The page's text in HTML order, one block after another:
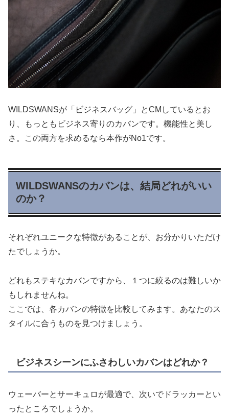
WILDSWANSが「ビジネスバッグ」とCMしているとお
り、もっともビジネス寄りのカバンです。機能性と美し
さ。この両方を求めるなら本作がNo1です。
WILDSWANSのカバンは、結局どれがいい
のか？
それぞれユニークな特徴があることが、お分かりいただけ
たでしょうか。
どれもステキなカバンですから、１つに絞るのは難しいか
もしれませんね。
ここでは、各カバンの特徴を比較してみます。あなたのス
タイルに合うものを見つけましょう。
ビジネスシーンにふさわしいカバンはどれか？
ウェーバーとサーキュロが最適で、次いでドラッカーとい
ったところでしょうか。